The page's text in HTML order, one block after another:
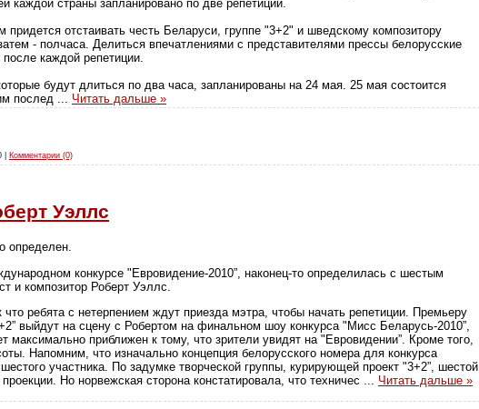
каждой страны запланировано по две репетиции.
придется отстаивать честь Беларуси, группе "3+2" и шведскому композитору
- полчаса. Делиться впечатлениями с представителями прессы белорусские
каждой репетиции.
будут длиться по два часа, запланированы на 24 мая. 25 мая состоится
послед ... Читать дальше »
| Комментарии (0)
Уэллс
определен.
конкурсе "Евровидение-2010”, наконец-то определилась с шестым
и композитор Роберт Уэллс.
что ребята с нетерпением ждут приезда мэтра, чтобы начать репетиции. Премьеру
выйдут на сцену с Робертом на финальном шоу конкурса "Мисс Беларусь-2010”,
максимально приближен к тому, что зрители увидят на "Евровидении”. Кроме того,
Напомним, что изначально концепция белорусского номера для конкурса
участника. По задумке творческой группы, курирующей проект "3+2”, шестой
Но норвежская сторона констатировала, что техничес
Читать дальше »